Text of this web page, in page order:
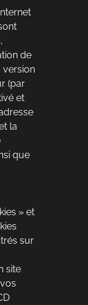
de
version
(par
et
la
que
» et
sur
site